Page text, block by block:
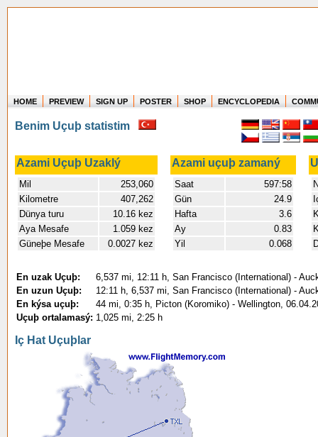
Where in the world have you flown?
How long have you been in the air?
Create your own FlightMemory and see!
HOME PREVIEW SIGN UP POSTER SHOP ENCYCLOPEDIA
Benim Uçuþ statistim
Azami Uçuþ Uzaklý Azami uçuþ zamaný
Mil
253,060
Kilometre
407,262
Dünya turu
10.16 kez
Aya Mesafe
1.059 kez
Güneþe Mesafe
0.0027 kez
Saat
597:58
Gün
24.9
Hafta
3.6
Ay
0.83
Yil
0.068
En uzak Uçuþ:
6,537 mi, 12:11 h, San Francisco (International) -
En uzun Uçuþ:
12:11 h, 6,537 mi, San Francisco (International) -
En kýsa uçuþ:
44 mi, 0:35 h, Picton (Koromiko) - Wellington,
Uçuþ ortalamasý: 1,025 mi, 2:25 h
Iç Hat Uçuþlar